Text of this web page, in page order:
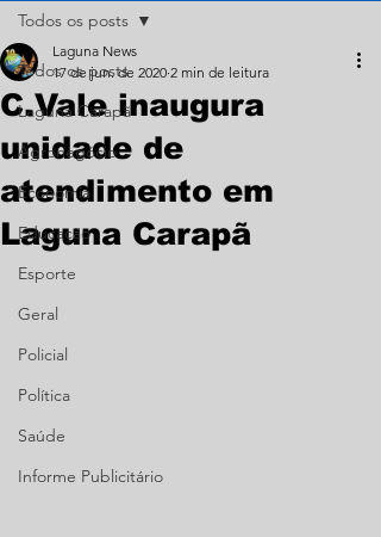
Todos os posts
Laguna Carapã
Agronegócio
Economia
Educação
Esporte
Geral
Policial
Política
Saúde
Informe Publicitário
Todos os posts
C.Vale inaugura
unidade de
atendimento em
Laguna Carapã
Laguna News
17 de jun. de 2020 2 min de leitura